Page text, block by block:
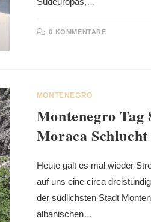
0 KOMMENTARE
MONTENEGRO
Montenegro
Moraca
Heute galt es mal wieder
auf uns eine circa
der südlichsten Stadt
albanischen…